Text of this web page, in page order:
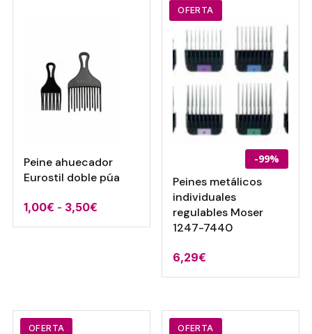
1,90€.
Peine ahuecador
Eurostil doble púa
1,00€ - 3,50€Rango
de
3,50€
OFERTA
-99%
Peines metálicos
individuales
regulables Moser
1247-7440
6,29€
OFERTA OFERTA